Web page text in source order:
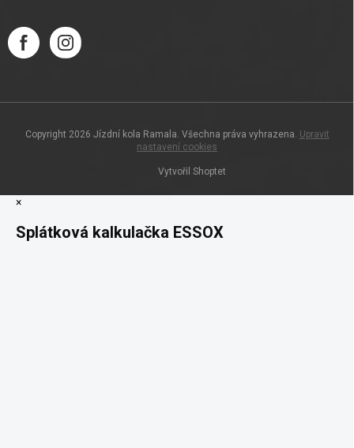
Vytvořil Shoptet
Copyright 2026 Jízdní kola Ramala. Všechna práva vyhrazena. Upravit
nastavení cookies
×
Splátková kalkulačka ESSOX